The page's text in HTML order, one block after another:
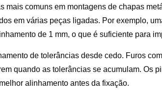
mais comuns em montagens de chapas
em várias peças ligadas. Por exemplo,
de 1 mm, o que é suficiente para
de tolerâncias desde cedo. Furos
quando as tolerâncias se acumulam. Os
alinhamento antes da fixação.